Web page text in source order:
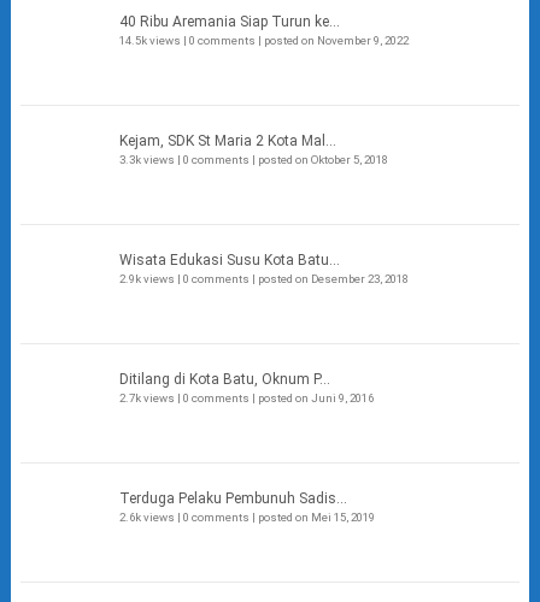
40 Ribu Aremania Siap Turun ke...
14.5k views | 0 comments | posted on November 9, 2022
Kejam, SDK St Maria 2 Kota Mal...
3.3k views | 0 comments | posted on Oktober 5, 2018
Wisata Edukasi Susu Kota Batu...
2.9k views | 0 comments | posted on Desember 23, 2018
Ditilang di Kota Batu, Oknum P...
2.7k views | 0 comments | posted on Juni 9, 2016
Terduga Pelaku Pembunuh Sadis...
2.6k views | 0 comments | posted on Mei 15, 2019